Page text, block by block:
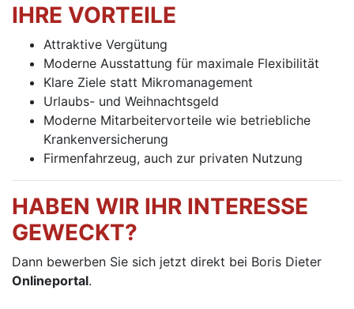
IHRE VORTEILE
Attraktive Vergütung
Moderne Ausstattung für maximale Flexibilität
Klare Ziele statt Mikromanagement
Urlaubs- und Weihnachtsgeld
Moderne Mitarbeitervorteile wie betriebliche
Krankenversicherung
Firmenfahrzeug, auch zur privaten Nutzung
HABEN WIR IHR INTERESSE
GEWECKT?
Dann bewerben Sie sich jetzt direkt bei Boris Dieter
Onlineportal.